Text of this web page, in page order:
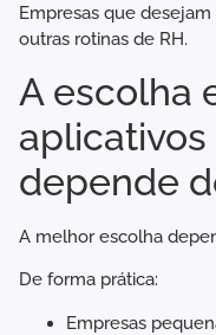
Empresas que
outras rotinas de RH.
A escolha
depende
A melhor escolha
De forma prática:
Empresas